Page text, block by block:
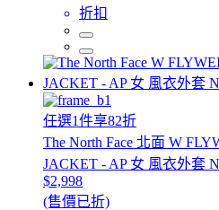
折扣
任選1件享82折
The North Face 北面 W
JACKET - AP 女 風衣外套
$2,998
(售價已折)